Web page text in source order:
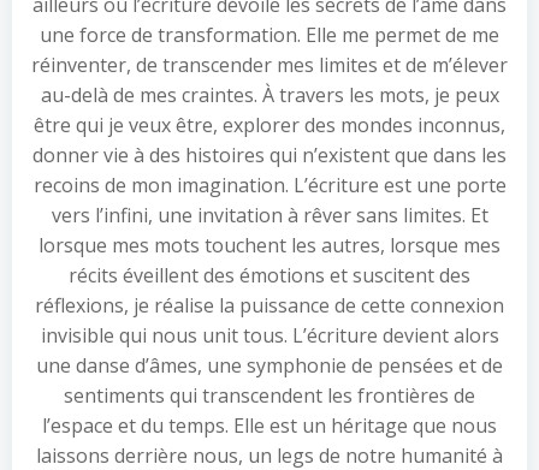
une force de transformation. Elle me permet de me
réinventer, de transcender mes limites et de m’élever
au-delà de mes craintes. À travers les mots, je peux
être qui je veux être, explorer des mondes inconnus,
donner vie à des histoires qui n’existent que dans les
recoins de mon imagination. L’écriture est une porte
vers l’infini, une invitation à rêver sans limites. Et
lorsque mes mots touchent les autres, lorsque mes
récits éveillent des émotions et suscitent des
réflexions, je réalise la puissance de cette connexion
invisible qui nous unit tous. L’écriture devient alors
une danse d’âmes, une symphonie de pensées et de
sentiments qui transcendent les frontières de
l’espace et du temps. Elle est un héritage que nous
laissons derrière nous, un legs de notre humanité à